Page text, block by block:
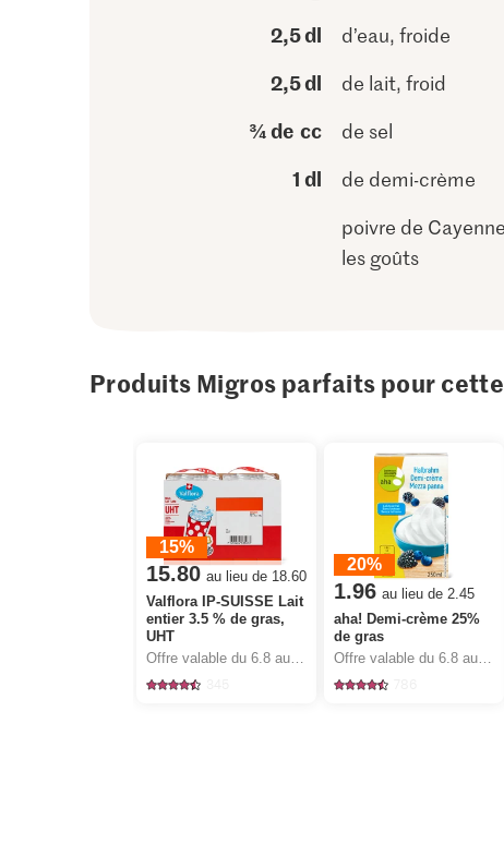
2,5 dl d’eau, froide
2,5 dl de lait, froid
¾ de cc de sel
1 dl
de demi-crème
poivre de
les goûts
Produits Migros parfaits pour
15%
15.80 au lieu de 18.60
Valflora IP-SUISSE Lait
entier 3.5 % de gras,
UHT
Offre valable du 6.8 au 12.8.2026, jusqu’à épuisement du stock.
20%
1.96 au lieu de 2.45
aha! Demi-crème 25%
de gras
Offre valable du 6.8 au 12.8.2026, jusqu’à épuisement du stock.